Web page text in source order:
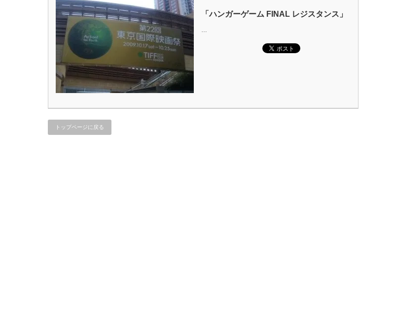
「ハンガーゲーム FINAL レジスタンス」
…
トップページに戻る